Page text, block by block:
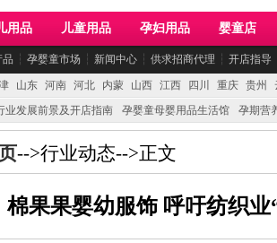
用品 儿童用品 孕妇用品 婴童店
品 ┆ 孕婴童市场 ┆ 新闻中心 ┆ 供求招商代理 ┆ 开店指导
山东 河南 河北 内蒙 山西 江西 四川 重庆 贵州
业发展前景及开店指南 孕婴童母婴用品生活馆 孕期营
-->行业动态-->正文
棉果果婴幼服饰 呼吁纺织业